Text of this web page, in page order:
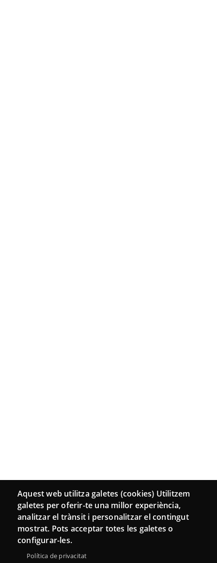
Aquest web utilitza galetes (cookies) Utilitzem
galetes per oferir-te una millor experiència,
analitzar el trànsit i personalitzar el contingut
mostrat. Pots acceptar totes les galetes o
configurar-les.
Política de privacitat